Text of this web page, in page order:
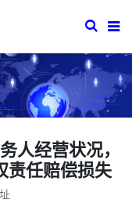
人经营状况，
责任赔偿损失